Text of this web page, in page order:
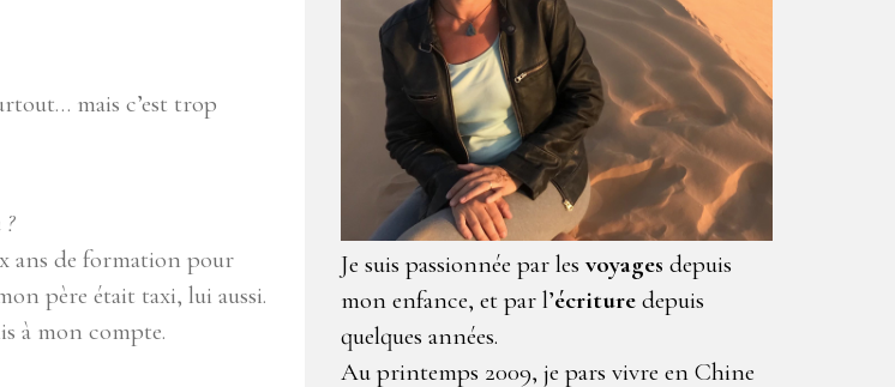
mais c’est trop
ans de formation pour
père était taxi, lui aussi.
à mon compte.
Je suis passionnée par les voyages depuis
mon enfance, et par l’écriture depuis
quelques années.
Au printemps 2009, je pars vivre en Chine